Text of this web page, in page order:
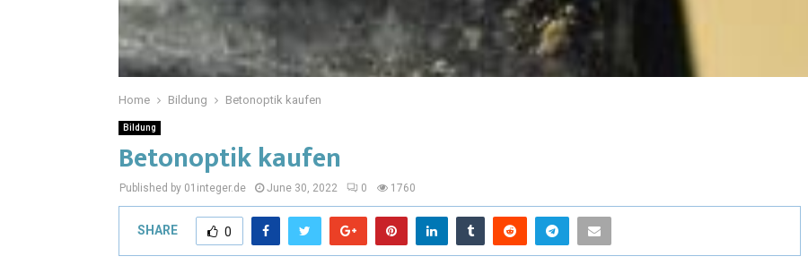
Home Bildung Betonoptik kaufen
Bildung
Betonoptik kaufen
Published by 01integer.de June 30, 2022 0 1760
SHARE 0